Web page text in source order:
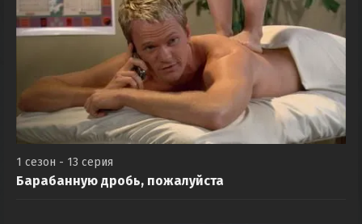
1 сезон - 13 серия
Барабанную дробь, пожалуйста